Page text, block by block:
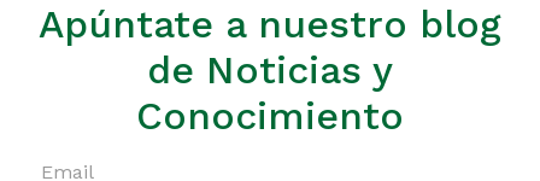
Apúntate a nuestro blog
de Noticias y
Conocimiento